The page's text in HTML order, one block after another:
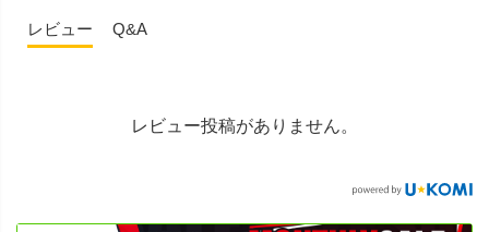
レビュー Q&A
レビュー投稿がありません。